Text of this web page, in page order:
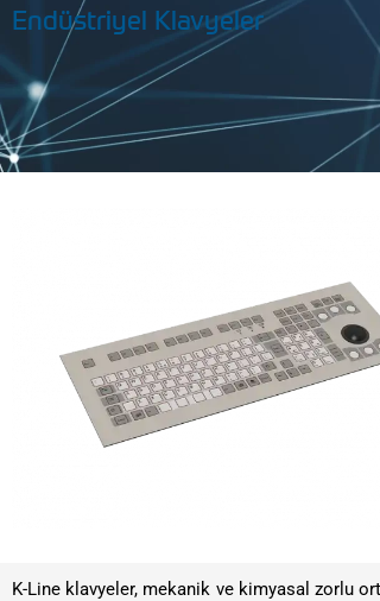
Endüstriyel Klavyeler
K-Line klavyeler, mekanik ve kimyasal zorlu